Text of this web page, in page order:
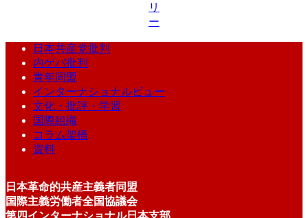
リ
ー
日本共産党批判
内ゲバ批判
青年同盟
インターナショナルビュー
文化・批評・学習
国際組織
コラム架橋
資料
日本革命的共産主義者同盟
国際主義労働者全国協議会